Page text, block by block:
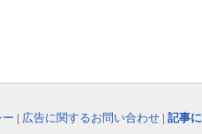
| 広告に関するお問い合わせ | 記事